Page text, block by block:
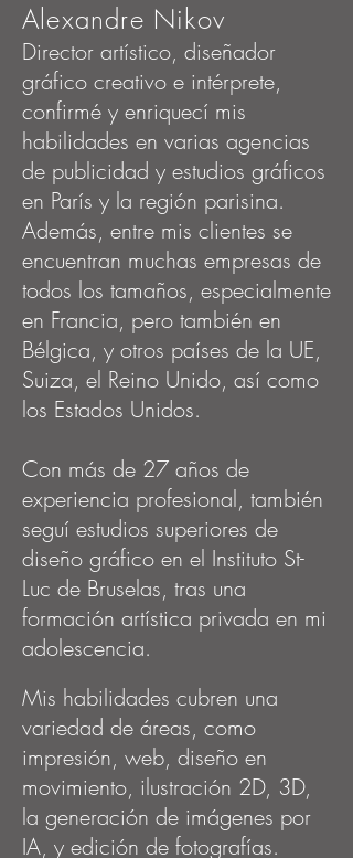
Alexandre Nikov
Director artístico, diseñador
gráfico creativo e intérprete,
confirmé y enriquecí mis
habilidades en varias agencias
de publicidad y estudios gráficos
en París y la región parisina.
Además, entre mis clientes se
encuentran muchas empresas de
todos los tamaños, especialmente
en Francia, pero también en
Bélgica, y otros países de la UE,
Suiza, el Reino Unido, así como
los Estados Unidos.
Con más de 27 años de
experiencia profesional, también
seguí estudios superiores de
diseño gráfico en el Instituto St-
Luc de Bruselas, tras una
formación artística privada en mi
adolescencia.
Mis habilidades cubren una
variedad de áreas, como
impresión, web, diseño en
movimiento, ilustración 2D, 3D,
la generación de imágenes por
IA, y edición de fotografías.